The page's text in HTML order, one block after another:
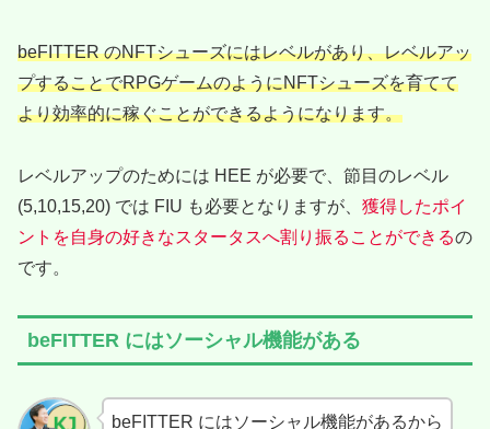
beFITTER のNFTシューズにはレベルがあり、レベルアッ
プすることでRPGゲームのようにNFTシューズを育てて
より効率的に稼ぐことができるようになります。
レベルアップのためには HEE が必要で、節目のレベル
(5,10,15,20) では FIU も必要となりますが、 獲得したポイ
ントを自身の好きなスタータスへ割り振ることができるの
です。
beFITTER にはソーシャル機能がある
beFITTER にはソーシャル機能があるから